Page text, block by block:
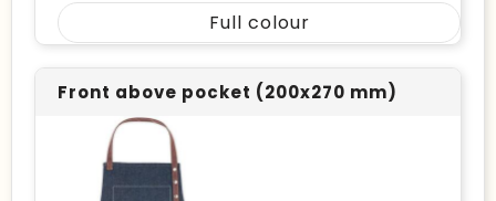
Full colour
Front above pocket (200x270 mm)